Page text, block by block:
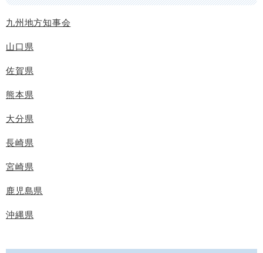
九州地方知事会
山口県
佐賀県
熊本県
大分県
長崎県
宮崎県
鹿児島県
沖縄県